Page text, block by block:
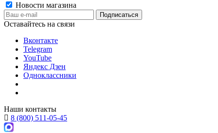
Новости магазина
Оставайтесь на связи
Вконтакте
Telegram
YouTube
Яндекс Дзен
Одноклассники
Наши контакты
8 (800) 511-05-45